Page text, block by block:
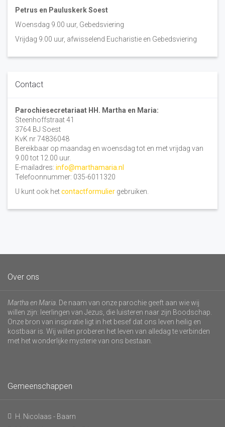
Petrus en Pauluskerk Soest
Woensdag 9.00 uur, Gebedsviering
Vrijdag 9.00 uur, afwisselend Eucharistie en Gebedsviering
Contact
Parochiesecretariaat HH. Martha en Maria:
Steenhoffstraat 41
3764 BJ Soest
KvK nr 74836048
Bereikbaar op maandag en woensdag tot en met vrijdag van
9.00 tot 12.00 uur.
E-mailadres: info@marthamaria.nl
Telefoonnummer: 035-6011320
U kunt ook hetcontactformulier gebruiken.
Over ons
Martha en Maria . De naam van onze parochie geeft aan wie wij
willen zijn: leerlingen van Jezus, die luisteren naar zijn Boodschap.
Onze bron van inspiratie ligt in het besef dat ons leven heilig en
kostbaar is. Wij willen proberen het leven van alledag te verbinden
met het wonderlijke mysterie van ons bestaan.
Gemeenschappen
H. Nicolaas - Baarn